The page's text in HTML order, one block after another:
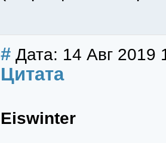
# Дата: 14 Авг 2019
Цитата
Eiswinter